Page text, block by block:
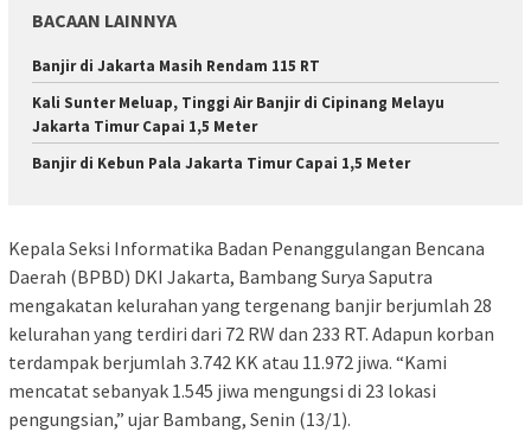
BACAAN LAINNYA
Banjir di Jakarta Masih Rendam 115 RT
Kali Sunter Meluap, Tinggi Air Banjir di Cipinang Melayu
Jakarta Timur Capai 1,5 Meter
Banjir di Kebun Pala Jakarta Timur Capai 1,5 Meter
Kepala Seksi Informatika Badan Penanggulangan Bencana
Daerah (BPBD) DKI Jakarta, Bambang Surya Saputra
mengakatan kelurahan yang tergenang banjir berjumlah 28
kelurahan yang terdiri dari 72 RW dan 233 RT. Adapun korban
terdampak berjumlah 3.742 KK atau 11.972 jiwa. “Kami
mencatat sebanyak 1.545 jiwa mengungsi di 23 lokasi
pengungsian,” ujar Bambang, Senin (13/1).